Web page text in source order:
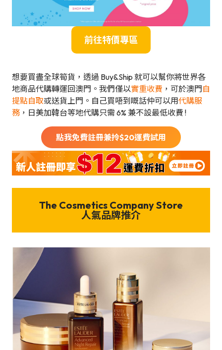
前往特價專區
想要買盡全球筍貨，透過 Buy&Ship 就可以幫你將世界各
地商品代購轉運回澳門。我們僅以實重收費 ，可於澳門自
提點自取或送貨上門。自己買唔到嘅話仲可以用代購服
務 ，日美加韓台等地代購只需 6% 兼不設最低收費 !
點我免費註冊兼拎$20運費試用
The Cosmetics Company Store
人氣品牌推介